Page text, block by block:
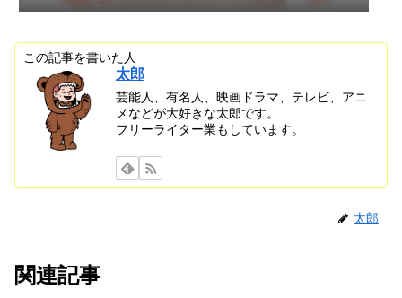
この記事を書いた人
太郎
芸能人、有名人、映画ドラマ、テレビ、アニ
メなどが大好きな太郎です。
フリーライター業もしています。
太郎
関連記事